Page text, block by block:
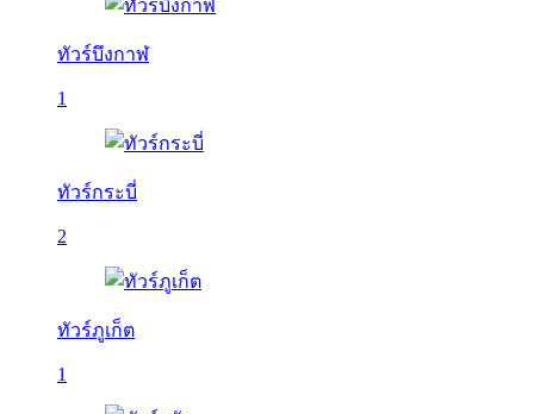
ทัวร์บึงกาฬ
1
ทัวร์กระบี่
2
ทัวร์ภูเก็ต
1